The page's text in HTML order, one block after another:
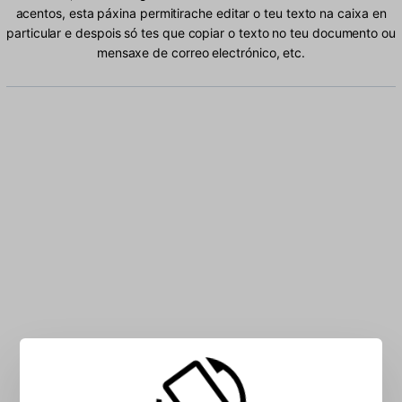
acentos, esta páxina permitirache editar o teu texto na caixa en
particular e despois só tes que copiar o texto no teu documento ou
mensaxe de correo electrónico, etc.
Escriba albanés caracteres na caixa: